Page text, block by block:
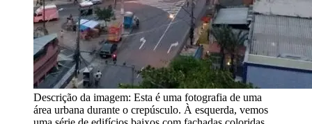
Descrição da imagem: Esta é uma fotografia de uma
área urbana durante o crepúsculo. À esquerda, vemos